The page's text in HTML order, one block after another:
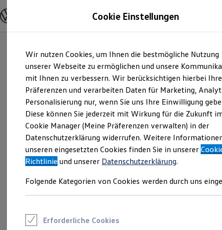
Hauptinhalt
springen
Footer
springen
Modelle und Konfigurator
Modelle vergleichen
Elektroautos
ENERGY Sondermodelle
Nutzfahrzeuge
SUV und CUV
Familienautos
Kombis
Kompaktwagen
Sportwagen
Schnell verfügbare Fahrzeuge
Angebote und Produkte
Aktuelle Angebote
E-Auto-Förderung
Volkswagen Marktplatz
Junge Gebrauchtwagen und Gebrauchtwagen
Saisonangebote
Cookie Einstellungen
Wir nutzen Cookies, um Ihnen die bestmögliche Nutzung
unserer Webseite zu ermöglichen und unsere
mit Ihnen zu verbessern. Wir berücksichtigen hierbei Ihre
Präferenzen und verarbeiten Daten für Marketing,
Personalisierung nur, wenn Sie uns Ihre Einwilligung
Diese können Sie jederzeit mit Wirkung für die Zukunft
Cookie Manager (Meine Präferenzen verwalten) in der
Datenschutzerklärung widerrufen. Weitere
unseren eingesetzten Cookies finden Sie in unserer
Richtlinie und unserer Datenschutzerklärung.
Folgende Kategorien von Cookies werden durch uns
Erforderliche Cookies